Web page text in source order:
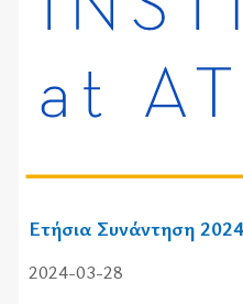
Ετήσια Συνάντηση 2024
2024-03-28